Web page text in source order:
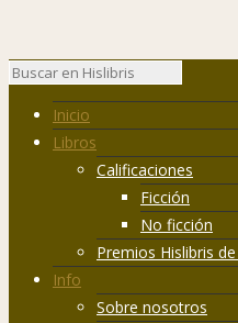
Inicio
Libros
Calificaciones
Ficción
No ficción
Premios Hislibris
Info
Sobre nosotros